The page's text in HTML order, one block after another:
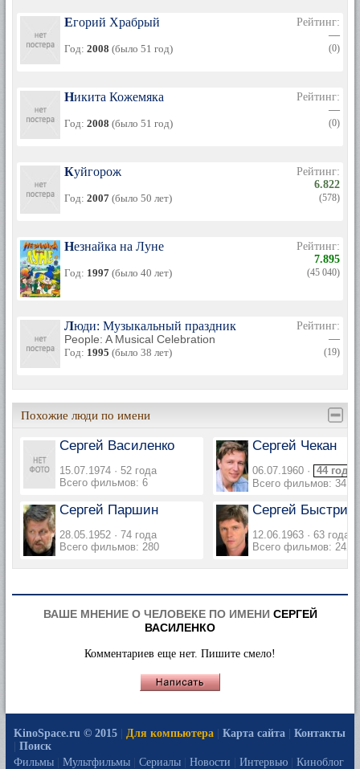
Егорий Храбрый
Год: 2008 (было 51 год)
Рейтинг:
—
(0)
Никита Кожемяка
Год: 2008 (было 51 год)
Рейтинг:
—
(0)
Куйгорож
Год: 2007 (было 50 лет)
Рейтинг:
6.822
(578)
Незнайка на Луне
Год: 1997 (было 40 лет)
Рейтинг:
7.895
(45 040)
Люди: Музыкальный праздник
People: A Musical Celebration
Год: 1995 (было 38 лет)
Рейтинг:
—
(19)
Похожие люди по имени
Сергей Василенко
15.07.1974 · 52 года
Всего фильмов: 6
Сергей Чекан
06.07.1960 · 44 года
Всего фильмов: 341
Сергей Паршин
28.05.1952 · 74 года
Всего фильмов: 280
Сергей
12.06.1963 · 63 года
Всего фильмов: 242
ВАШЕ МНЕНИЕ О ЧЕЛОВЕКЕ ПО ИМЕНИ СЕРГЕЙ
ВАСИЛЕНКО
Комментариев еще нет. Пишите смело!
KinoSpace.ru © 2015 Для компьютера Карта сайта
Контакты
Поиск
Фильмы
Мультфильмы Сериалы Новости Интервью Киноблог